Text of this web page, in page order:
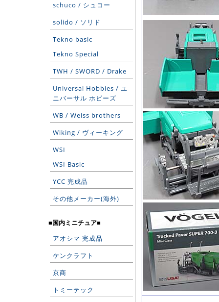
schuco / シュコー
solido / ソリド
Tekno basic
Tekno Special
TWH / SWORD / Drake
Universal Hobbies / ユ
ニバーサル ホビーズ
WB / Weiss brothers
Wiking / ヴィーキング
WSI
WSI Basic
YCC 完成品
その他メーカー(海外)
■国内ミニチュア■
アオシマ 完成品
ケンクラフト
京商
トミーテック